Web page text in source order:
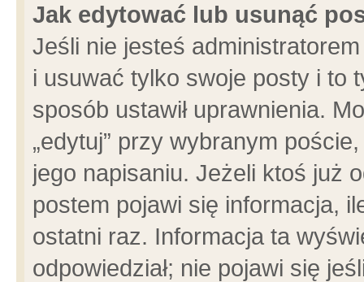
Jak edytować lub usunąć
Jeśli nie jesteś
i usuwać tylko swoje posty i to
sposób ustawił uprawnienia.
„edytuj” przy wybranym
jego napisaniu. Jeżeli ktoś już
postem pojawi się informacja,
ostatni raz. Informacja ta
odpowiedział; nie pojawi się